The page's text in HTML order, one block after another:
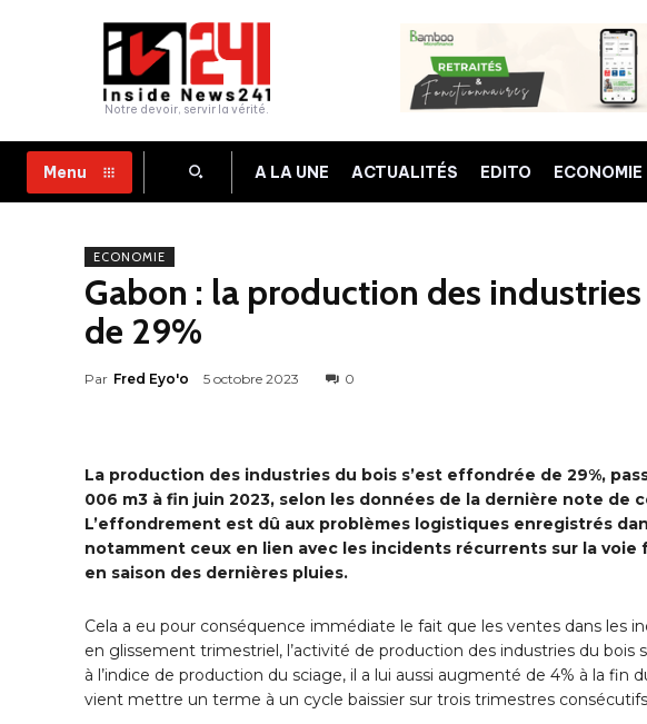
Notre devoir, servir la vérité.
Menu A LA UNE ACTUALITÉS EDITO ECONOMIE
ECONOMIE
Gabon : la production des
de 29%
Par Fred Eyo'o 5 octobre 2023 0
La production des industries du bois s’est effondrée de 29%,
006 m3 à fin juin 2023, selon les données de la dernière note de
L’effondrement est dû aux problèmes logistiques enregistrés
notamment ceux en lien avec les incidents récurrents sur la
en saison des dernières pluies.
Cela a eu pour conséquence immédiate le fait que les ventes dans les
en glissement trimestriel, l’activité de production des industries du bois
à l’indice de production du sciage, il a lui aussi augmenté de 4% à la
vient mettre un terme à un cycle baissier sur trois trimestres